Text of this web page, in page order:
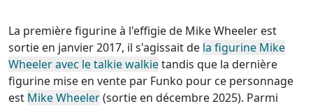
La première figurine à l'effigie de Mike Wheeler est
sortie en janvier 2017, il s'agissait de la figurine Mike
Wheeler avec le talkie walkietandis que la dernière
figurine mise en vente par Funko pour ce personnage
est Mike Wheeler(sortie en décembre 2025). Parmi